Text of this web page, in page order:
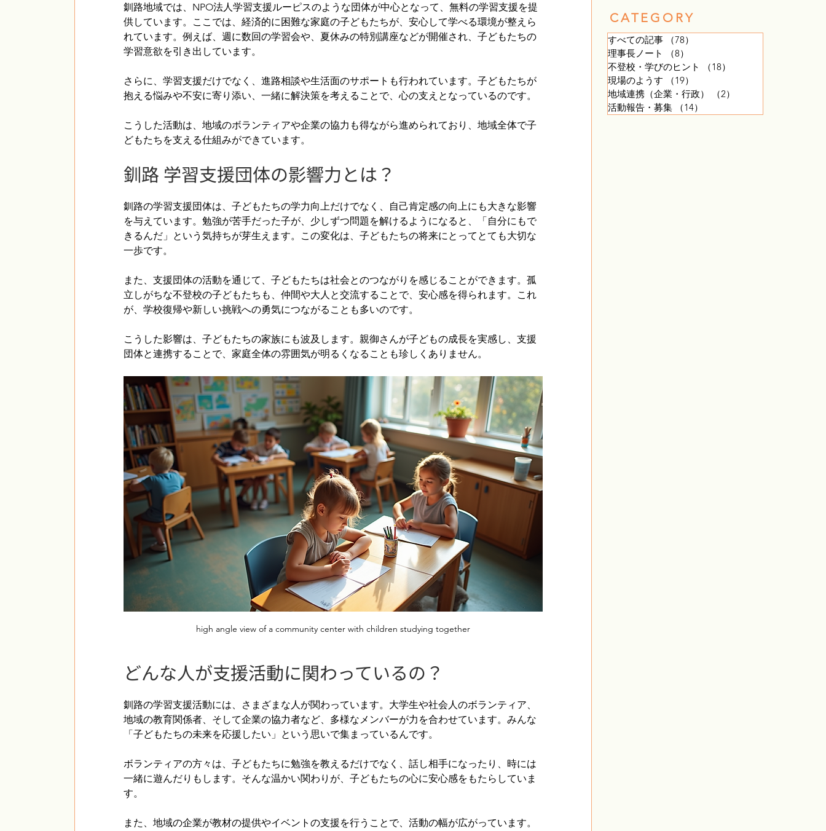
釧路地域では、NPO法人学習支援ルーピスのような団体が中心となって、無料の学習支援を提
供しています。ここでは、経済的に困難な家庭の子どもたちが、安心して学べる環境が整えら
れています。例えば、週に数回の学習会や、夏休みの特別講座などが開催され、子どもたちの
学習意欲を引き出しています。
さらに、学習支援だけでなく、進路相談や生活面のサポートも行われています。子どもたちが
抱える悩みや不安に寄り添い、一緒に解決策を考えることで、心の支えとなっているのです。
こうした活動は、地域のボランティアや企業の協力も得ながら進められており、地域全体で子
どもたちを支える仕組みができています。
釧路 学習支援団体の影響力とは？
釧路の学習支援団体は、子どもたちの学力向上だけでなく、自己肯定感の向上にも大きな影響
を与えています。勉強が苦手だった子が、少しずつ問題を解けるようになると、「自分にもで
きるんだ」という気持ちが芽生えます。この変化は、子どもたちの将来にとってとても大切な
一歩です。
また、支援団体の活動を通じて、子どもたちは社会とのつながりを感じることができます。孤
立しがちな不登校の子どもたちも、仲間や大人と交流することで、安心感を得られます。これ
が、学校復帰や新しい挑戦への勇気につながることも多いのです。
こうした影響は、子どもたちの家族にも波及します。親御さんが子どもの成長を実感し、支援
団体と連携することで、家庭全体の雰囲気が明るくなることも珍しくありません。
high angle view of a community center with children studying together
どんな人が支援活動に関わっているの？
釧路の学習支援活動には、さまざまな人が関わっています。大学生や社会人のボランティア、
地域の教育関係者、そして企業の協力者など、多様なメンバーが力を合わせています。みんな
「子どもたちの未来を応援したい」という思いで集まっているんです。
ボランティアの方々は、子どもたちに勉強を教えるだけでなく、話し相手になったり、時には
一緒に遊んだりもします。そんな温かい関わりが、子どもたちの心に安心感をもたらしていま
す。
また、地域の企業が教材の提供やイベントの支援を行うことで、活動の幅が広がっています。
​CATEGORY
すべての記事 （78）
理事長ノート
（8）
不登校・学びのヒント
（18）
現場のようす
（19）
地域連携（企業・行政）
（2）
活動報告・募集
（14）